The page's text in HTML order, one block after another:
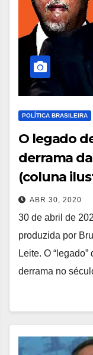
POLÍTICA BRASILEIRA
O legado
derrama
(coluna
ABR 30, 2020
30 de abril de
produzida por
Leite. O
derrama no